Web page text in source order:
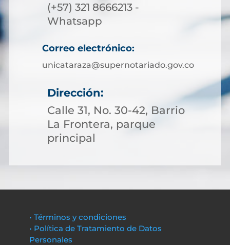
(+57) 321 8666213 -
Whatsapp
Correo electrónico:
unicataraza@supernotariado.gov.co
Dirección:
Calle 31, No. 30-42, Barrio
La Frontera, parque
principal
• Términos y condiciones
• Política de Tratamiento de Datos
Personales